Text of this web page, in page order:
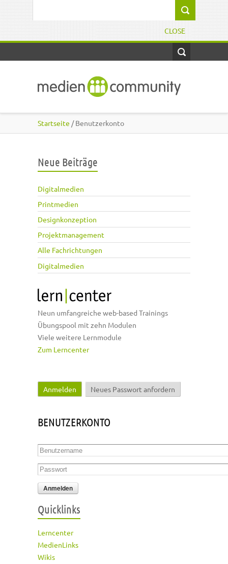
CLOSE
Startseite / Benutzerkonto
Neue Beiträge
Digitalmedien
Printmedien
Designkonzeption
Projektmanagement
Alle Fachrichtungen
Digitalmedien
Neun umfangreiche web-based Trainings
Übungspool mit zehn Modulen
Viele weitere Lernmodule
Zum Lerncenter
Haupt-Reiter
Anmelden (aktiver Reiter)
Neues Passwort anfordern
BENUTZERKONTO
Benutzername
Passwort
Quicklinks
Lerncenter
MedienLinks
Wikis